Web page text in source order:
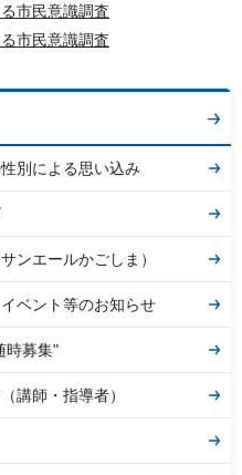
市民意識調査
市民意識調査
別による思い込み
ンエールかごしま）
ベント等のお知らせ
時募集"
講師・指導者）